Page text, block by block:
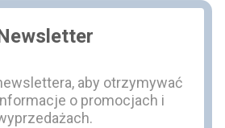
aby otrzymywać
o promocjach i